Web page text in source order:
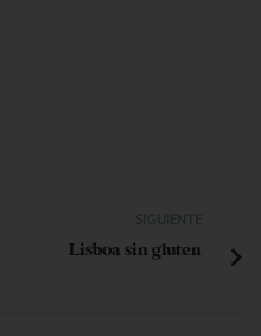
SIGUIENTE
Lisboa sin gluten